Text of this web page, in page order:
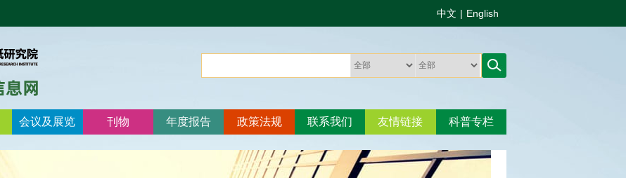
中文 | English
会议及展览 刊物 年度报告 政策法规 联系我们 友情链接 科普专栏